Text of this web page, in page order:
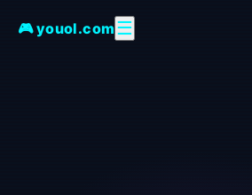
🎮 youol.com ☰